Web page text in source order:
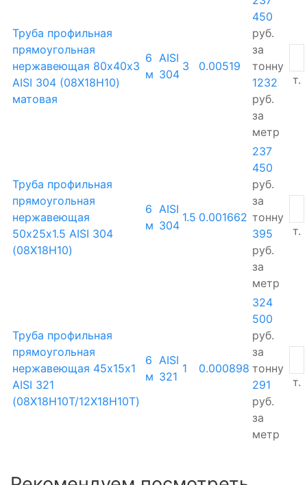
Труба профильная
прямоугольная
нержавеющая 80х40х3
AISI 304 (08Х18Н10)
матовая
6
м
AISI
304
3 0.00519
450
руб.
за
тонну
1232
руб.
за
метр
т.
Труба профильная
прямоугольная
нержавеющая
50х25х1.5 AISI 304
(08Х18Н10)
6
м
AISI
304
1.5 0.001662
237
450
руб.
за
тонну
395
руб.
за
метр
т.
Труба профильная
прямоугольная
нержавеющая 45х15х1
AISI 321
(08Х18Н10Т/12Х18Н10Т)
6
м
AISI
321
1 0.000898
324
500
руб.
за
тонну
291
руб.
за
метр
т.